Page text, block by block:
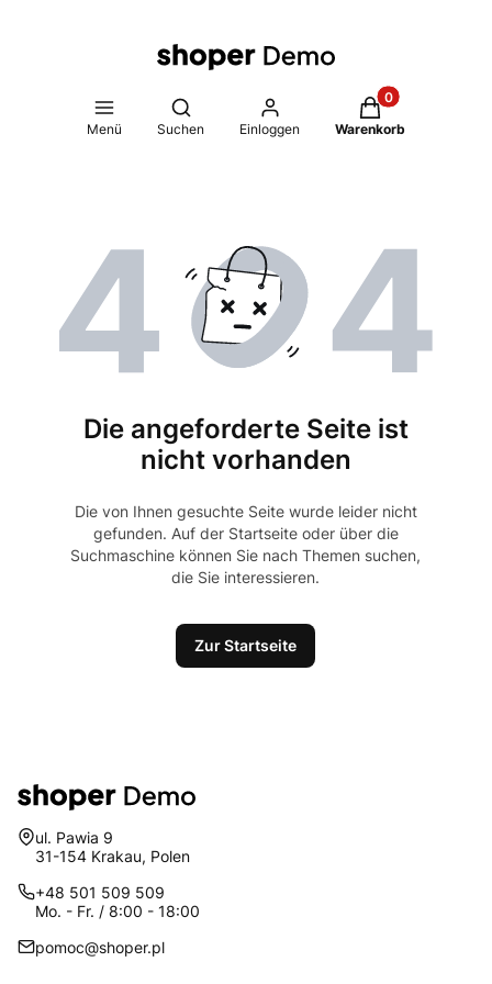
Menü
Suchmaschine öffnen
Suchen Einloggen
Produkte im
Warenkorb
Die angeforderte Seite ist
nicht vorhanden
Die von Ihnen gesuchte Seite wurde leider nicht
gefunden. Auf der Startseite oder über die
Suchmaschine können Sie nach Themen suchen,
die Sie interessieren.
Zur Startseite
Adresse:
ul. Pawia 9
31-154 Krakau, Polen
+48 501 509 509
Mo. - Fr. / 8:00 - 18:00
pomoc@shoper.pl